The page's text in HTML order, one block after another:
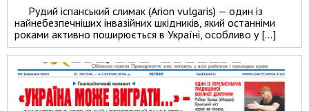
Рудий іспанський слимак (Arion vulgaris) — один із
найнебезпечніших інвазійних шкідників, який останніми
роками активно поширюється в Україні, особливо у […]